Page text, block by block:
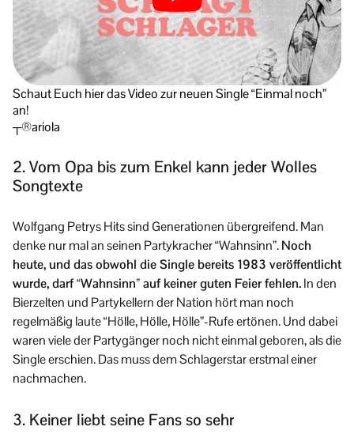
Schaut Euch hier das Video zur neuen Single “Einmal noch”
an!
┬®ariola
2. Vom Opa bis zum Enkel kann jeder Wolles
Songtexte
Wolfgang Petrys Hits sind Generationen übergreifend. Man
denke nur mal an seinen Partykracher “Wahnsinn”.Noch
heute, und das obwohl die Single bereits 1983 veröffentlicht
wurde, darf “Wahnsinn” auf keiner guten Feier fehlen.In den
Bierzelten und Partykellern der Nation hört man noch
regelmäßig laute “Hölle, Hölle, Hölle”-Rufe ertönen. Und dabei
waren viele der Partygänger noch nicht einmal geboren, als die
Single erschien. Das muss dem Schlagerstar erstmal einer
nachmachen.
3. Keiner liebt seine Fans so sehr